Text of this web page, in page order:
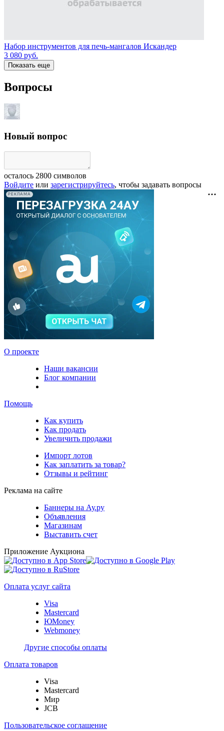
Набор инструментов для печь-мангалов Искандер
3 080 руб.
Показать еще
Вопросы
Новый вопрос
осталось 2800 символов
Войдите или зарегистрируйтесь, чтобы задавать вопросы
РЕКЛАМА
О проекте
Наши вакансии
Блог компании
Помощь
Как купить
Как продать
Увеличить продажи
Импорт лотов
Как заплатить за товар?
Отзывы и рейтинг
Реклама на сайте
Баннеры на Ау.ру
Объявления
Магазинам
Выставить счет
Приложение Аукциона
Оплата услуг сайта
Visa
Mastercard
ЮMoney
Webmoney
Другие способы оплаты
Оплата товаров
Visa
Mastercard
Мир
JCB
Пользовательское соглашение